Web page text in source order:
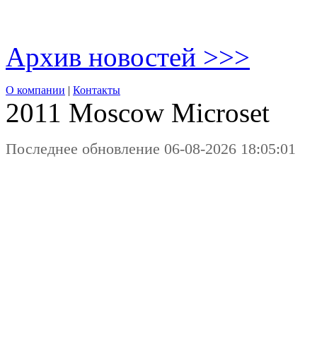
Архив новостей >>>
О компании | Контакты
2011 Moscow Microset
Последнее обновление 06-08-2026 18:05:01